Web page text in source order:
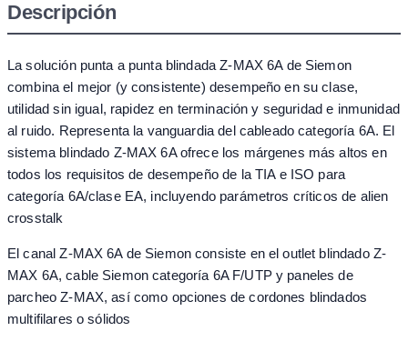
Descripción
La solución punta a punta blindada Z-MAX 6A de Siemon
combina el mejor (y consistente) desempeño en su clase,
utilidad sin igual, rapidez en terminación y seguridad e inmunidad
al ruido. Representa la vanguardia del cableado categoría 6A. El
sistema blindado Z-MAX 6A ofrece los márgenes más altos en
todos los requisitos de desempeño de la TIA e ISO para
categoría 6A/clase EA, incluyendo parámetros críticos de alien
crosstalk
El canal Z-MAX 6A de Siemon consiste en el outlet blindado Z-
MAX 6A, cable Siemon categoría 6A F/UTP y paneles de
parcheo Z-MAX, así como opciones de cordones blindados
multifilares o sólidos